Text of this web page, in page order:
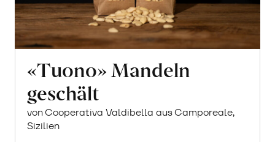
«Tuono» Mandeln
geschält
von Cooperativa Valdibella aus Camporeale,
Sizilien